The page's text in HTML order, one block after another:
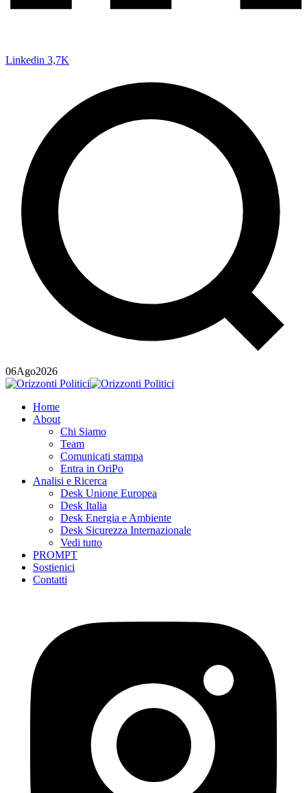
Linkedin 3,7K
06Ago2026
Home
About
Chi Siamo
Team
Comunicati stampa
Entra in OriPo
Analisi e Ricerca
Desk Unione Europea
Desk Italia
Desk Energia e Ambiente
Desk Sicurezza Internazionale
Vedi tutto
PROMPT
Sostienici
Contatti